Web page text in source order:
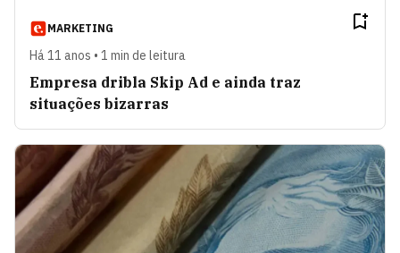
MARKETING
Há 11 anos • 1 min de leitura
Empresa dribla Skip Ad e ainda traz
situações bizarras